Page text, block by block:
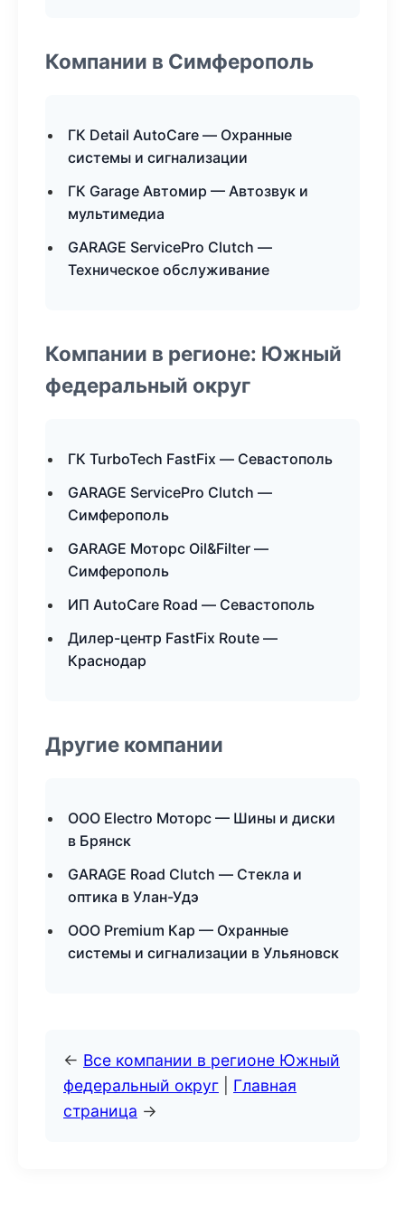
Компании в Симферополь
ГК Detail AutoCare — Охранные
системы и сигнализации
ГК Garage Автомир — Автозвук и
мультимедиа
GARAGE ServicePro Clutch —
Техническое обслуживание
Компании в регионе: Южный
федеральный округ
ГК TurboTech FastFix — Севастополь
GARAGE ServicePro Clutch —
Симферополь
GARAGE Моторс Oil&Filter —
Симферополь
ИП AutoCare Road — Севастополь
Дилер-центр FastFix Route —
Краснодар
Другие компании
ООО Electro Моторс — Шины и диски
в Брянск
GARAGE Road Clutch — Стекла и
оптика в Улан-Удэ
ООО Premium Кар — Охранные
системы и сигнализации в Ульяновск
← Все компании в регионе Южный
федеральный округ
Главная
страница →